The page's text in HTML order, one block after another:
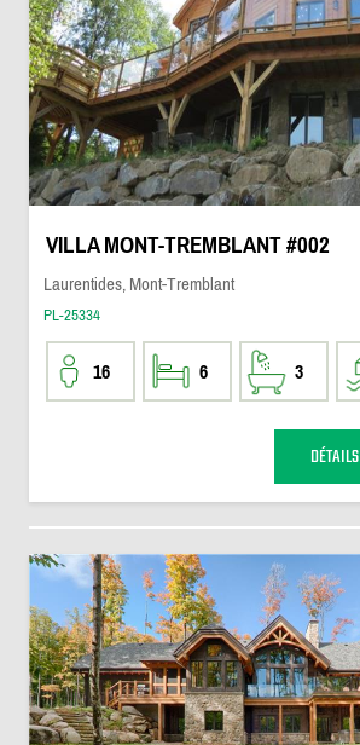
VILLA MONT-TREMBLANT #002
Laurentides, Mont-Tremblant
PL-25334
16 6 3
DÉTAILS